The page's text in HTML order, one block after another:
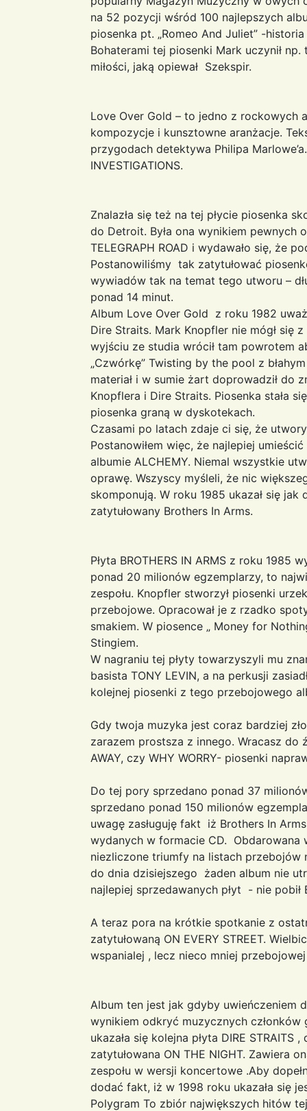
na 52 pozycji wśród 100 najlepszych
piosenka pt. „Romeo And Juliet” -
Bohaterami tej piosenki Mark uczynił
miłości, jaką opiewał Szekspir.
Love Over Gold – to jedno z rockowych
kompozycje i kunsztowne aranżacje.
przygodach detektywa Philipa
INVESTIGATIONS.
Znalazła się też na tej płycie piosenka
do Detroit. Była ona wynikiem pewnych
TELEGRAPH ROAD i wydawało się, że
Postanowiliśmy tak zatytułować
wywiadów tak na temat tego utworu –
ponad 14 minut.
Album Love Over Gold z roku 1982
Dire Straits. Mark Knopfler nie mógł się
wyjściu ze studia wrócił tam powrotem
„Czwórkę” Twisting by the pool z
materiał i w sumie żart doprowadził do
Knopflera i Dire Straits. Piosenka stała
piosenka graną w dyskotekach.
Czasami po latach zdaje ci się, że
Postanowiłem więc, że najlepiej
albumie ALCHEMY. Niemal wszystkie
oprawę. Wszyscy myśleli, że nic
skomponują. W roku 1985 ukazał się
zatytułowany Brothers In Arms.
Płyta BROTHERS IN ARMS z roku 1985
ponad 20 milionów egzemplarzy, to
zespołu. Knopfler stworzył piosenki
przebojowe. Opracował je z rzadko
smakiem. W piosence „ Money for
Stingiem.
W nagraniu tej płyty towarzyszyli mu
basista TONY LEVIN, a na perkusji
kolejnej piosenki z tego przebojowego
Gdy twoja muzyka jest coraz bardziej
zarazem prostsza z innego. Wracasz do
AWAY, czy WHY WORRY- piosenki
Do tej pory sprzedano ponad 37
sprzedano ponad 150 milionów
uwagę zasługuję fakt iż Brothers In
wydanych w formacie CD. Obdarowana
niezliczone triumfy na listach przebojów
do dnia dzisiejszego żaden album nie
najlepiej sprzedawanych płyt - nie pobił
A teraz pora na krótkie spotkanie z
zatytułowaną ON EVERY STREET.
wspanialej , lecz nieco mniej
Album ten jest jak gdyby uwieńczeniem
wynikiem odkryć muzycznych członków
ukazała się kolejna płyta DIRE
zatytułowana ON THE NIGHT. Zawiera
zespołu w wersji koncertowe .Aby
dodać fakt, iż w 1998 roku ukazała się
Polygram To zbiór największych hitów